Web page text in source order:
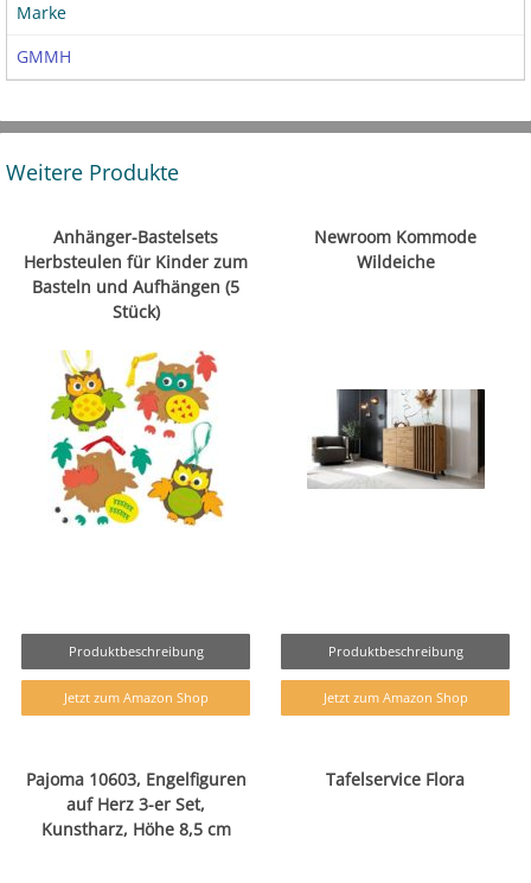
Marke
GMMH
Weitere Produkte
Anhänger-Bastelsets
Herbsteulen für Kinder zum
Basteln und Aufhängen (5
Stück)
Produktbeschreibung
Jetzt zum Amazon Shop
Newroom Kommode
Wildeiche
Produktbeschreibung
Jetzt zum Amazon Shop
Pajoma 10603, Engelfiguren
auf Herz 3-er Set,
Kunstharz, Höhe 8,5 cm
Tafelservice Flora